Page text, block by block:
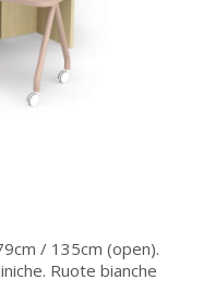
/ 135cm (open).
Ruote bianche